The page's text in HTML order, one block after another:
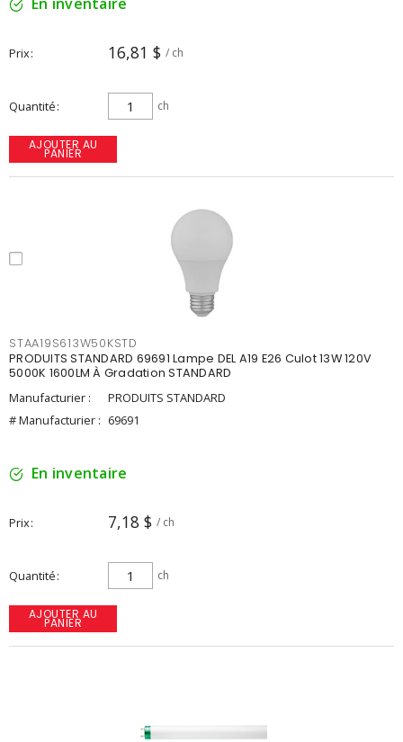
Prix 16,81 $ / ch
Quantité ch
AJOUTER AU
PANIER
STAA19S613W50KSTD
PRODUITS STANDARD 69691 Lampe DEL A19 E26 Culot 13W 120V
5000K 1600LM À Gradation STANDARD
Manufacturier :
PRODUITS STANDARD
# Manufacturier : 69691
En inventaire
Prix 7,18 $ / ch
Quantité ch
AJOUTER AU
PANIER